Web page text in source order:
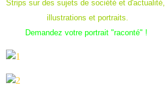
Strips sur des sujets de société et d'actualité,
illustrations et portraits.
Demandez votre portrait "raconté" !